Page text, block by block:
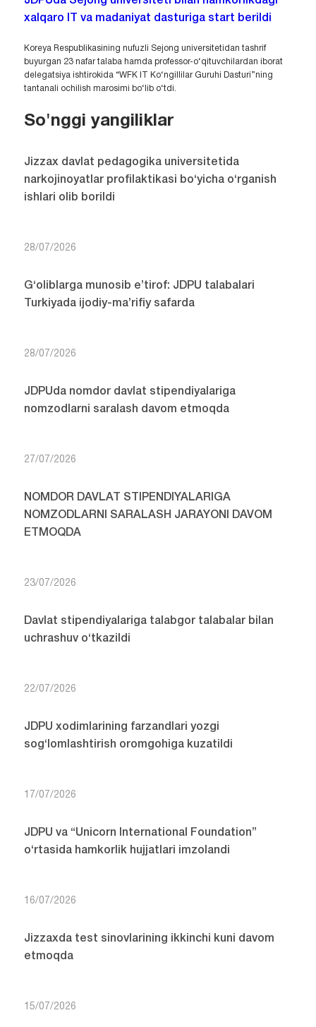
xalqaro IT va madaniyat dasturiga start berildi
Koreya Respublikasining nufuzli Sejong universitetidan tashrif
buyurgan 23 nafar talaba hamda professor-o‘qituvchilardan iborat
delegatsiya ishtirokida “WFK IT Ko‘ngillilar Guruhi Dasturi”ning
tantanali ochilish marosimi bo‘lib o‘tdi.
So'nggi yangiliklar
Jizzax davlat pedagogika universitetida
narkojinoyatlar profilaktikasi bo‘yicha o‘rganish
ishlari olib borildi
28/07/2026
G‘oliblarga munosib e’tirof: JDPU talabalari
Turkiyada ijodiy-ma’rifiy safarda
28/07/2026
JDPUda nomdor davlat stipendiyalariga
nomzodlarni saralash davom etmoqda
27/07/2026
NOMDOR DAVLAT STIPENDIYALARIGA
NOMZODLARNI SARALASH JARAYONI DAVOM
ETMOQDA
23/07/2026
Davlat stipendiyalariga talabgor talabalar bilan
uchrashuv o‘tkazildi
22/07/2026
JDPU xodimlarining farzandlari yozgi
sog‘lomlashtirish oromgohiga kuzatildi
17/07/2026
JDPU va “Unicorn International Foundation”
o‘rtasida hamkorlik hujjatlari imzolandi
16/07/2026
Jizzaxda test sinovlarining ikkinchi kuni davom
etmoqda
15/07/2026